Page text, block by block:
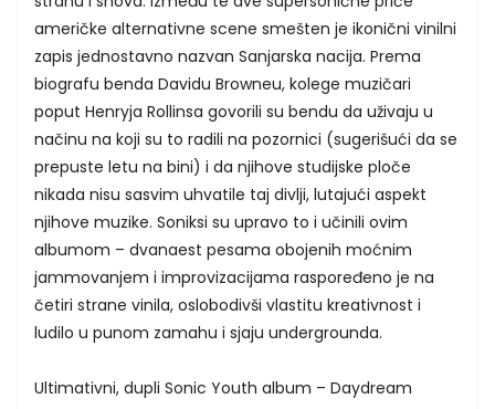
američke alternativne scene smešten je ikonični vinilni
zapis jednostavno nazvan Sanjarska nacija. Prema
biografu benda Davidu Browneu, kolege muzičari
poput Henryja Rollinsa govorili su bendu da uživaju u
načinu na koji su to radili na pozornici (sugerišući da se
prepuste letu na bini) i da njihove studijske ploče
nikada nisu sasvim uhvatile taj divlji, lutajući aspekt
njihove muzike. Soniksi su upravo to i učinili ovim
albumom – dvanaest pesama obojenih moćnim
jammovanjem i improvizacijama raspoređeno je na
četiri strane vinila, oslobodivši vlastitu kreativnost i
ludilo u punom zamahu i sjaju undergrounda.
Ultimativni, dupli Sonic Youth album – Daydream